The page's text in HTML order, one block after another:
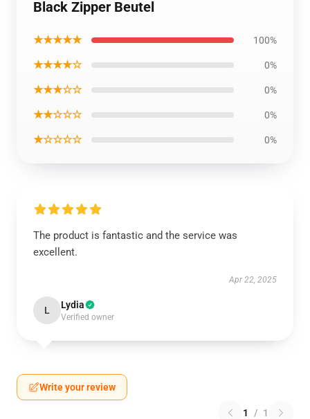
Black Zipper Beutel
★★★★★ 100%
★★★★☆ 0%
★★★☆☆ 0%
★★☆☆☆ 0%
★☆☆☆☆ 0%
The product is fantastic and the service was
excellent.
Apr 22, 2025
L Lydia
Verified owner
Write your review
1 / 1